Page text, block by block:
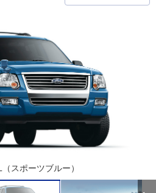
スポーツブルー）